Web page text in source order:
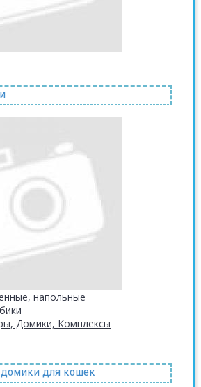
напольные
Домики, Комплексы
для кошек